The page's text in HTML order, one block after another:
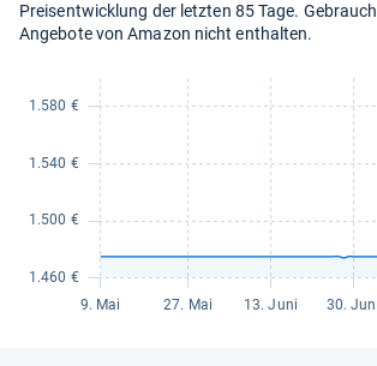
Preisentwicklung der letzten 85 Tage.
Angebote von Amazon nicht enthalten.